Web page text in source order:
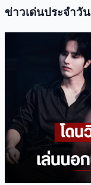
ข่าวเด่นประจำวัน